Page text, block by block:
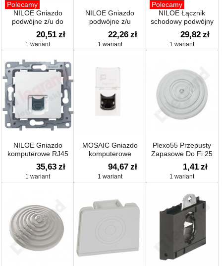
Polecamy
NILOE Gniazdo
podwójne z/u do
ramek wielokrotnych z
przesłonami białe
764542
20,51 zł
1 wariant
NILOE Gniazdo
podwójne z/u
kompaktowe 16 A
250V z przesłonami
białe 764541
22,26 zł
1 wariant
Polecamy
NILOE Łącznik
schodowy podwójny
10 AX biały 764502
29,82 zł
1 wariant
NILOE Gniazdo
komputerowe RJ45
kat. 5 UTP białe
764571
35,63 zł
1 wariant
MOSAIC Gniazdo
komputerowe
pojedyncze RJ45 kat.6
FTP białe 076562
94,67 zł
1 wariant
Plexo55 Przepusty
Zapasowe Do Fi 25
1,41 zł
1 wariant